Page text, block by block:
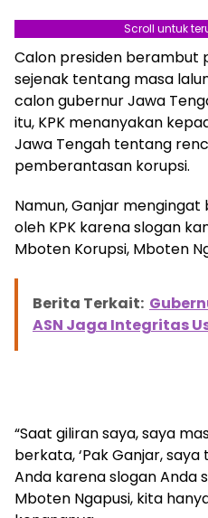
Scroll untuk
Calon presiden berambut
sejenak tentang masa
calon gubernur Jawa
itu, KPK menanyakan
Jawa Tengah tentang
pemberantasan korupsi.
Namun, Ganjar
oleh KPK karena slogan
Mboten Korupsi, Mboten
Berita Terkait:
ASN Jaga Integritas
“Saat giliran saya, saya
berkata, ‘Pak Ganjar,
Anda karena slogan Anda
Mboten Ngapusi, kita